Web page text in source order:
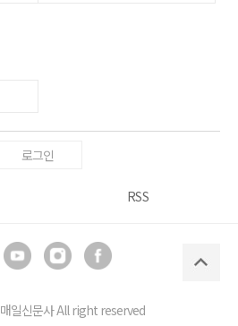
로그인
RSS
매일신문사All right reserved